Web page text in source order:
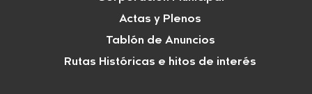
Actas y Plenos
Tablón de Anuncios
Rutas Históricas e hitos de interés